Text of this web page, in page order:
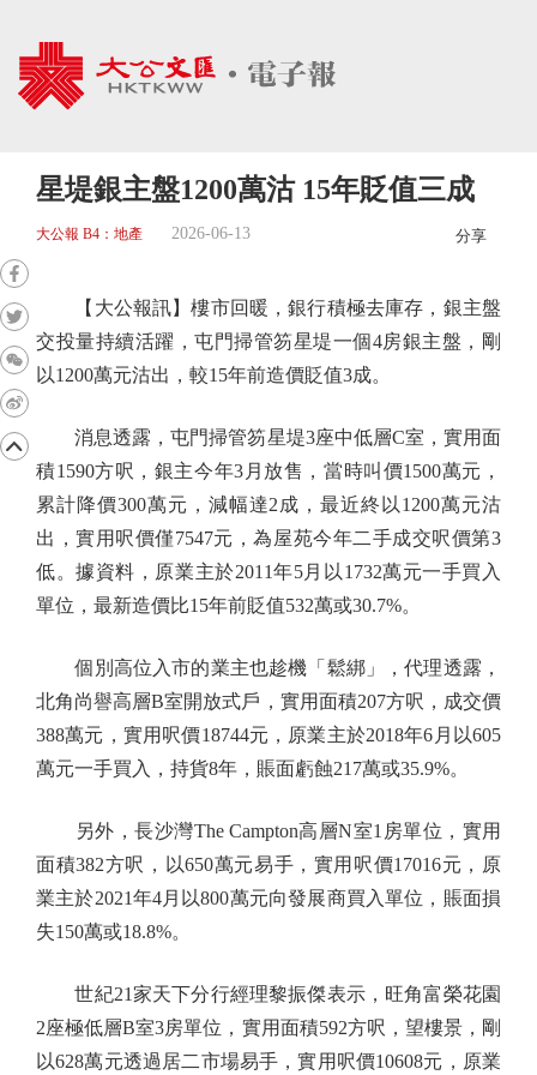
星堤銀主盤1200萬沽 15年貶值三成
大公報 B4：地產 2026-06-13 分享
【大公報訊】樓市回暖，銀行積極去庫存，銀主盤
交投量持續活躍，屯門掃管笏星堤一個4房銀主盤，剛
以1200萬元沽出，較15年前造價貶值3成。
消息透露，屯門掃管笏星堤3座中低層C室，實用面
積1590方呎，銀主今年3月放售，當時叫價1500萬元，
累計降價300萬元，減幅達2成，最近終以1200萬元沽
出，實用呎價僅7547元，為屋苑今年二手成交呎價第3
低。據資料，原業主於2011年5月以1732萬元一手買入
單位，最新造價比15年前貶值532萬或30.7%。
個別高位入市的業主也趁機「鬆綁」，代理透露，
北角尚譽高層B室開放式戶，實用面積207方呎，成交價
388萬元，實用呎價18744元，原業主於2018年6月以605
萬元一手買入，持貨8年，賬面虧蝕217萬或35.9%。
另外，長沙灣The Campton高層N室1房單位，實用
面積382方呎，以650萬元易手，實用呎價17016元，原
業主於2021年4月以800萬元向發展商買入單位，賬面損
失150萬或18.8%。
世紀21家天下分行經理黎振傑表示，旺角富榮花園
2座極低層B室3房單位，實用面積592方呎，望樓景，剛
以628萬元透過居二市場易手，實用呎價10608元，原業